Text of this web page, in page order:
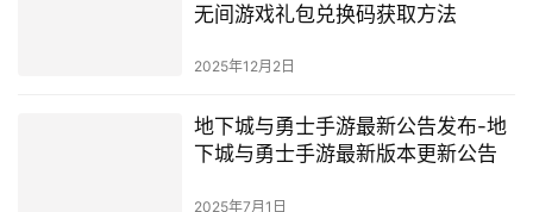
无间游戏礼包兑换码获取方法
2025年12月2日
地下城与勇士手游最新公告发布-地
下城与勇士手游最新版本更新公告
2025年7月1日